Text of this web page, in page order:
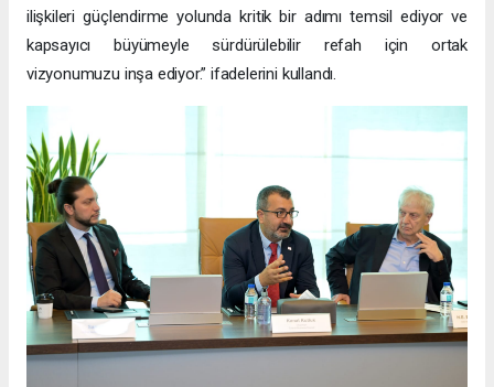
ilişkileri güçlendirme yolunda kritik bir adımı temsil ediyor ve
kapsayıcı büyümeyle sürdürülebilir refah için ortak
vizyonumuzu inşa ediyor.” ifadelerini kullandı.